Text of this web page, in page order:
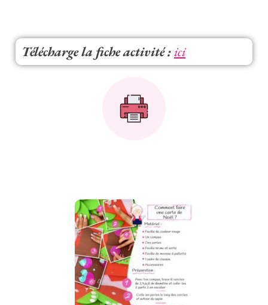
Télécharge la fiche activité :ici